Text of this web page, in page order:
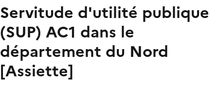
Servitude d'utilité publique
(SUP) AC1 dans le
département du Nord
[Assiette]